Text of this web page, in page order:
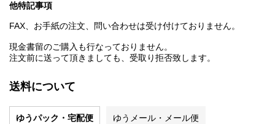
他特記事項
FAX、お手紙の注文、問い合わせは受け付けておりません。
現金書留のご購入も行なっておりません。
注文前に送って頂きましても、受取り拒否致します。
送料について
ゆうパック・宅配便 ゆうメール・メール便